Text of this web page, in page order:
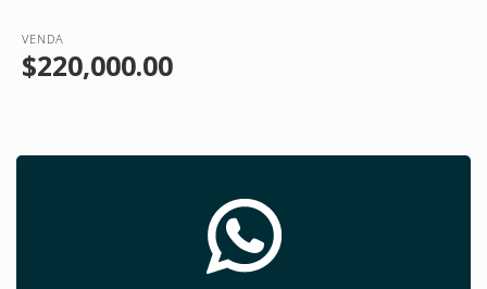
VENDA
$220,000.00